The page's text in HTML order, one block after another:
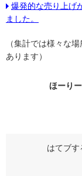
爆発的な売り上げ
ました。
（集計では様々な
あります）
ほーり